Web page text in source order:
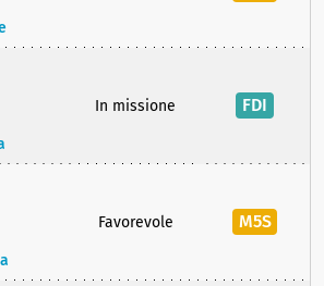
In missione FDI
Favorevole M5S